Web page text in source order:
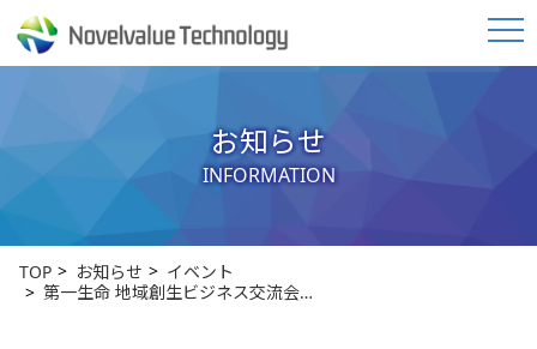
お知らせ
INFORMATION
TOP お知らせ
イベント
第一生命 地域創生ビジネス交流会…